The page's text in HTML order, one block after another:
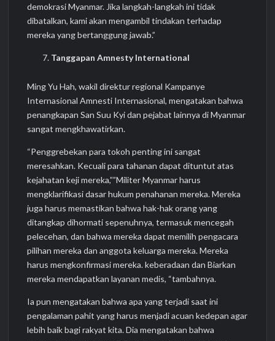
demokrasi Myanmar. Jika langkah-langkah ini tidak
dibatalkan, kami akan mengambil tindakan terhadap
mereka yang bertanggung jawab.”
Tanggapan Amnesty International
Ming Yu Hah, wakil direktur regional Kampanye
Internasional Amnesti Internasional, mengatakan bahwa
penangkapan San Suu Kyi dan pejabat lainnya di Myanmar
sangat mengkhawatirkan.
“Penggrebekan para tokoh penting ini sangat
meresahkan. Kecuali para tahanan dapat dituntut atas
kejahatan keji mereka,””Militer Myanmar harus
mengklarifikasi dasar hukum penahanan mereka. Mereka
juga harus memastikan bahwa hak-hak orang yang
ditangkap dihormati sepenuhnya, termasuk mencegah
pelecehan, dan bahwa mereka dapat memilih pengacara
pilihan mereka dan anggota keluarga mereka. Mereka
harus mengkonfirmasi mereka. keberadaan dan Biarkan
mereka mendapatkan layanan medis, “tambahnya.
Ia pun mengatakan bahwa apa yang terjadi saat ini
pengalaman pahit yang harus menjadi acuan kedepan agar
lebih baik bagi rakyat kita. Dia mengatakan bahwa